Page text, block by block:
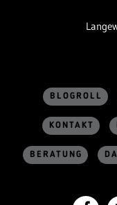
BLOGROLL
KONTAKT
BERATUNG